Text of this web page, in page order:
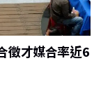
徵才媒合率近6